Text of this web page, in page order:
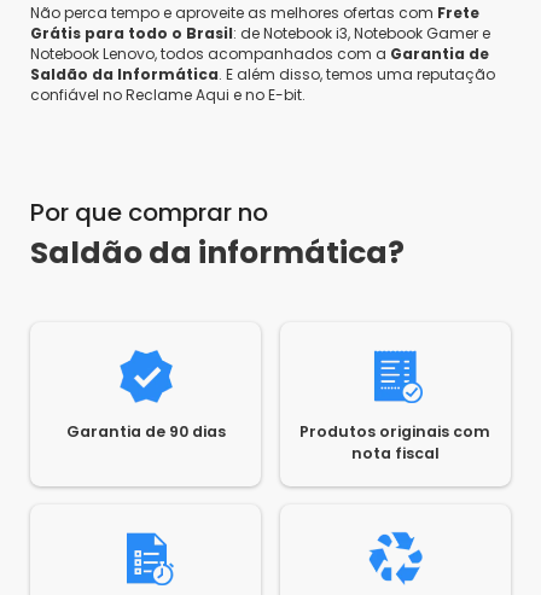
Não perca tempo e aproveite as melhores ofertas com Frete
Grátis para todo o Brasil: de Notebook i3, Notebook Gamer e
Notebook Lenovo, todos acompanhados com a Garantia de
Saldão da Informática. E além disso, temos uma reputação
confiável no Reclame Aqui e no E-bit.
Por que comprar no
Saldão da informática?
Garantia de 90 dias
Produtos originais com
nota fiscal